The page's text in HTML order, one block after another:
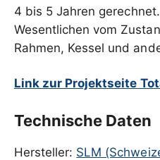
4 bis 5 Jahren
Wesentlichen vom
Rahmen, Kessel und
Link zur Projektseite
Technische Daten
Hersteller: SLM